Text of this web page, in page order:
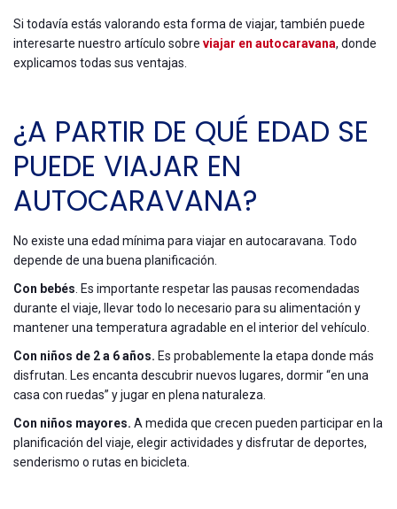
Si todavía estás valorando esta forma de viajar, también puede
interesarte nuestro artículo sobre viajar en autocaravana, donde
explicamos todas sus ventajas.
¿A PARTIR DE QUÉ EDAD SE
PUEDE VIAJAR EN
AUTOCARAVANA?
No existe una edad mínima para viajar en autocaravana. Todo
depende de una buena planificación.
Con bebés . Es importante respetar las pausas recomendadas
durante el viaje, llevar todo lo necesario para su alimentación y
mantener una temperatura agradable en el interior del vehículo.
Con niños de 2 a 6 años. Es probablemente la etapa donde más
disfrutan. Les encanta descubrir nuevos lugares, dormir “en una
casa con ruedas” y jugar en plena naturaleza.
Con niños mayores. A medida que crecen pueden participar en la
planificación del viaje, elegir actividades y disfrutar de deportes,
senderismo o rutas en bicicleta.